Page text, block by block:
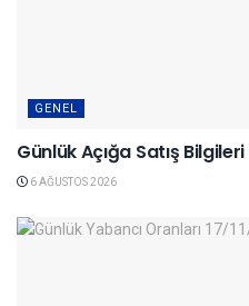
GENEL
Günlük Açığa Satış
6 AĞUSTOS 2026